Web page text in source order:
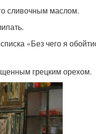
сливочным маслом.
«Без чего я
грецким орехом.